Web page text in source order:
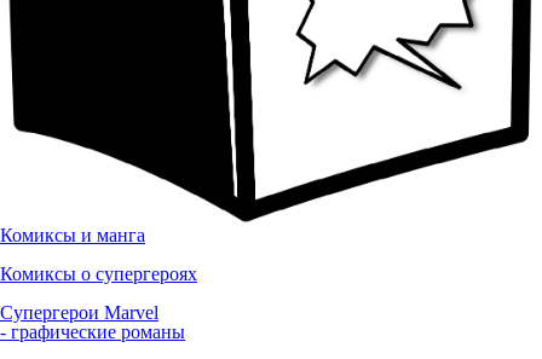
Комиксы и манга
Комиксы о супергероях
Супергерои Marvel
- графические романы